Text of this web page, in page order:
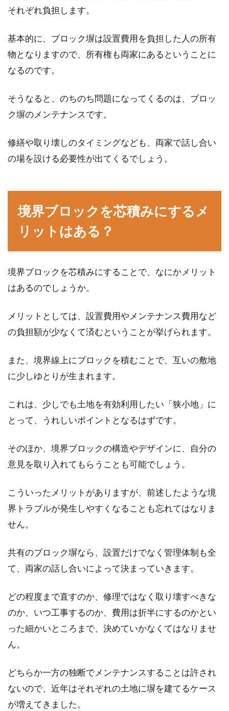
ときは距離や高さを守ろう
土地購入では地目を確認！原野や山
林に住宅は建てられるのか
その土地が登記簿上においてどのように利用さ
住所の正式な表記を検索するには？
書き方やコツも知りたい
みなさんは住所の正式な表記を普段からしっか
で住所を...
擁壁の確認申請は高さが決められて
いる！建築基準法との関係
擁壁とは、崖などが崩れることを防ぐために作
られた壁のことです。壁の形成には、コンクリ
の役割について学ぼう！
駐車場に無断駐車された！レッカー
移動を頼んでも大丈夫？
それぞれ負担します。
基本的に、ブロック塀は設置費用を負担した人の所有
物となりますので、所有権も両家にあるということに
なるのです。
そうなると、のちのち問題になってくるのは、ブロッ
ク塀のメンテナンスです。
修繕や取り壊しのタイミングなども、両家で話し合い
の場を設ける必要性が出てくるでしょう。
境界ブロックを芯積みにするメ
リットはある？
境界ブロックを芯積みにすることで、なにかメリット
はあるのでしょうか。
メリットとしては、設置費用やメンテナンス費用など
の負担額が少なくて済むということが挙げられます。
また、境界線上にブロックを積むことで、互いの敷地
に少しゆとりが生まれます。
これは、少しでも土地を有効利用したい「狭小地」に
とって、うれしいポイントとなるはずです。
そのほか、境界ブロックの構造やデザインに、自分の
意見を取り入れてもらうことも可能でしょう。
こういったメリットがありますが、前述したような境
界トラブルが発生しやすくなることも忘れてはなりま
せん。
共有のブロック塀なら、設置だけでなく管理体制も全
て、両家の話し合いによって決まっていきます。
どの程度まで直すのか、修理ではなく取り壊すべきな
のか、いつ工事するのか、費用は折半にするのかとい
った細かいところまで、決めていかなくてはなりませ
ん。
どちらか一方の独断でメンテナンスすることは許され
ないので、近年はそれぞれの土地に塀を建てるケース
が増えてきました。